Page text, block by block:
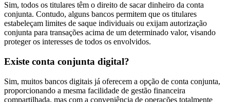
Sim, todos os titulares têm o direito de sacar dinheiro da conta
conjunta. Contudo, alguns bancos permitem que os titulares
estabeleçam limites de saque individuais ou exijam autorização
conjunta para transações acima de um determinado valor, visando
proteger os interesses de todos os envolvidos.
Existe conta conjunta digital?
Sim, muitos bancos digitais já oferecem a opção de conta conjunta,
proporcionando a mesma facilidade de gestão financeira
compartilhada, mas com a conveniência de operações totalmente